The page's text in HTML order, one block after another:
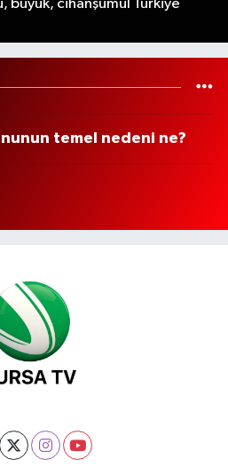
büyük, cihanşümul Türkiye
temel nedeni ne?